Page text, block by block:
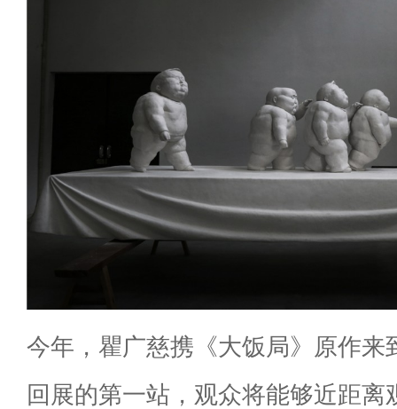
今年，瞿广慈携《大饭局》原作来
回展的第一站，观众将能够近距离